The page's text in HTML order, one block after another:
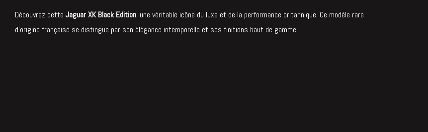
Découvrez cette Jaguar XK Black Edition, une véritable icône du luxe et de la performance britannique. Ce modèle rare
d’origine française se distingue par son élégance intemporelle et ses finitions haut de gamme.